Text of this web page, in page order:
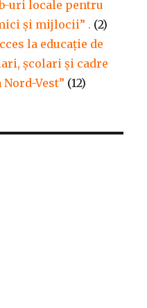
uri locale pentru
şi mijlocii” . (2)
la educație de
școlari și cadre
Vest” (12)